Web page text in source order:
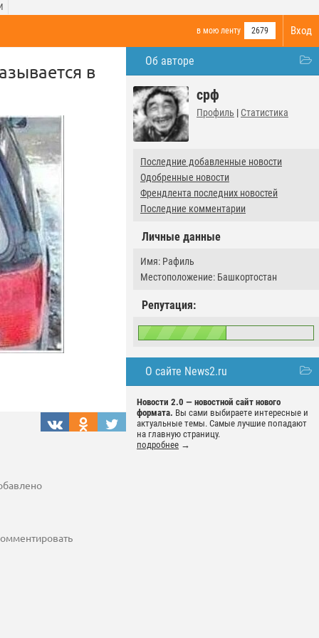
Вход
в мою ленту 2679
Об авторе
срф
Профиль | Статистика
Последние добавленные новости
Одобренные новости
Френдлента последних новостей
Последние комментарии
Личные данные
Имя: Рафиль
Местоположение: Башкортостан
Репутация:
О сайте News2.ru
Новости 2.0 — новостной сайт нового
формата. Вы сами выбираете интересные и
актуальные темы. Самые лучшие попадают
на главную страницу.
подробнее →
в